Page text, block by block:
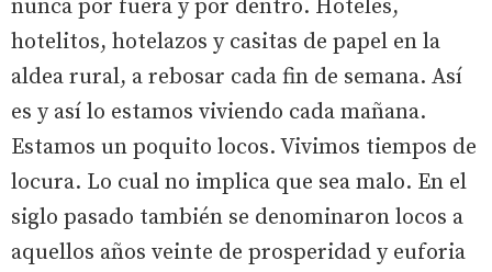
nunca por fuera y por dentro. Hoteles,
hotelitos, hotelazos y casitas de papel en la
aldea rural, a rebosar cada fin de semana. Así
es y así lo estamos viviendo cada mañana.
Estamos un poquito locos. Vivimos tiempos de
locura. Lo cual no implica que sea malo. En el
siglo pasado también se denominaron locos a
aquellos años veinte de prosperidad y euforia